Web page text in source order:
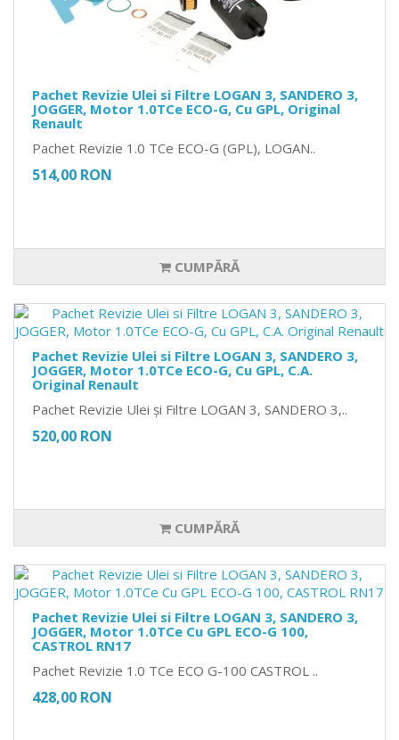
Pachet Revizie Ulei si Filtre LOGAN 3, SANDERO 3,
JOGGER, Motor 1.0TCe ECO-G, Cu GPL, Original
Renault
Pachet Revizie 1.0 TCe ECO-G (GPL), LOGAN..
514,00 RON
CUMPĂRĂ
Pachet Revizie Ulei si Filtre LOGAN 3, SANDERO 3,
JOGGER, Motor 1.0TCe ECO-G, Cu GPL, C.A.
Original Renault
Pachet Revizie Ulei și Filtre LOGAN 3, SANDERO 3,..
520,00 RON
CUMPĂRĂ
Pachet Revizie Ulei si Filtre LOGAN 3, SANDERO 3,
JOGGER, Motor 1.0TCe Cu GPL ECO-G 100,
CASTROL RN17
Pachet Revizie 1.0 TCe ECO G-100 CASTROL ..
428,00 RON